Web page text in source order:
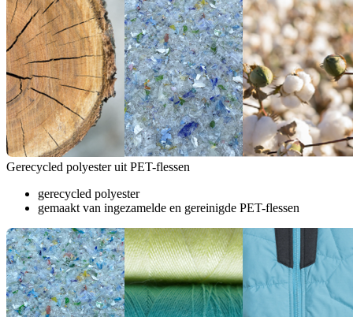
Gerecycled polyester uit PET-flessen
gerecycled polyester
gemaakt van ingezamelde en gereinigde PET-flessen